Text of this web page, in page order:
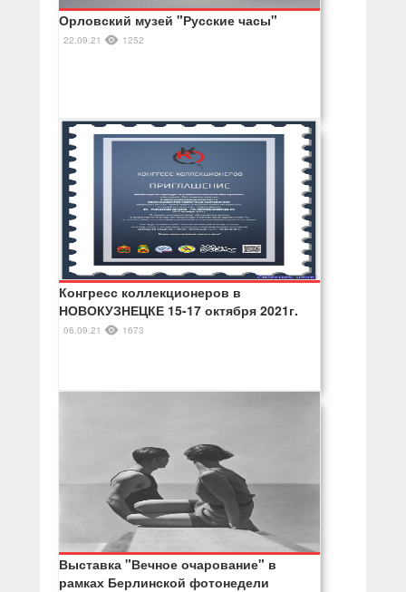
Орловский музей "Русские часы"
22.09.21 1252
Конгресс коллекционеров в
НОВОКУЗНЕЦКЕ 15-17 октября 2021г.
06.09.21 1673
Выставка "Вечное очарование" в
рамках Берлинской фотонедели